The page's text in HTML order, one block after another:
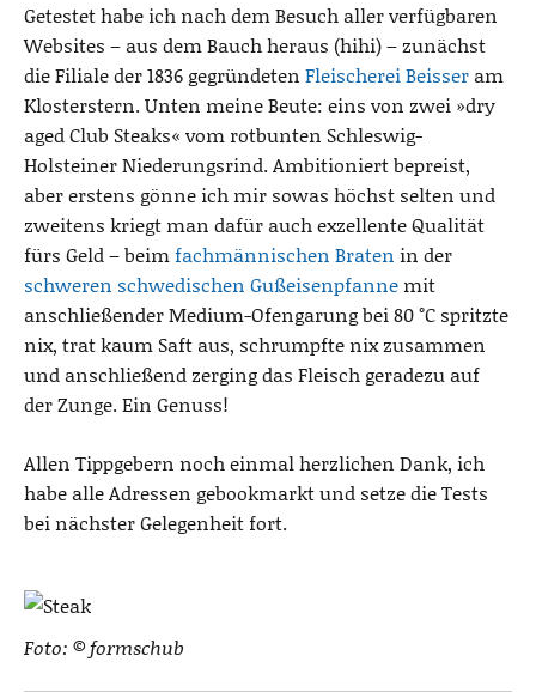
Getestet habe ich nach dem Besuch aller verfügbaren
Websites – aus dem Bauch heraus (hihi) – zunächst
die Filiale der 1836 gegründeten Fleischerei Beisser am
Klosterstern. Unten meine Beute: eins von zwei »dry
aged Club Steaks« vom rotbunten Schleswig-
Holsteiner Niederungsrind. Ambitioniert bepreist,
aber erstens gönne ich mir sowas höchst selten und
zweitens kriegt man dafür auch exzellente Qualität
fürs Geld – beimfachmännischen Braten in der
schweren schwedischen Gußeisenpfannemit
anschließender Medium-Ofengarung bei 80 °C spritzte
nix, trat kaum Saft aus, schrumpfte nix zusammen
und anschließend zerging das Fleisch geradezu auf
der Zunge. Ein Genuss!
Allen Tippgebern noch einmal herzlichen Dank, ich
habe alle Adressen gebookmarkt und setze die Tests
bei nächster Gelegenheit fort.
Foto: © formschub